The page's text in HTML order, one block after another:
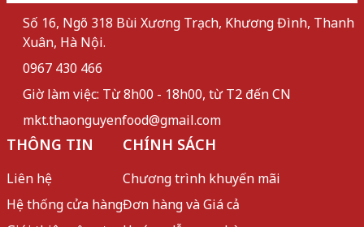
Số 16, Ngõ 318 Bùi Xương Trạch, Khương Đình, Thanh
Xuân, Hà Nội.
0967 430 466
Giờ làm việc: Từ 8h00 - 18h00, từ T2 đến CN
mkt.thaonguyenfood@gmail.com
THÔNG TIN
Liên hệ
Hệ thống cửa hàng
CHÍNH SÁCH
Chương trình khuyến mãi
Đơn hàng và Giá cả